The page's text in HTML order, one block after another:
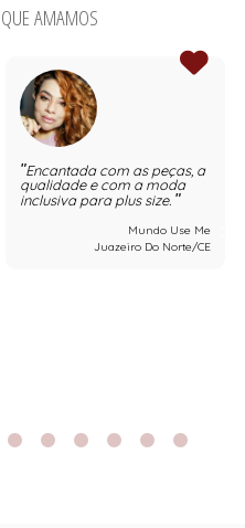
AMAMOS
Encantada com as peças, a
qualidade e com a moda
inclusiva para plus size.
Mundo Use Me
Juazeiro Do Norte/CE